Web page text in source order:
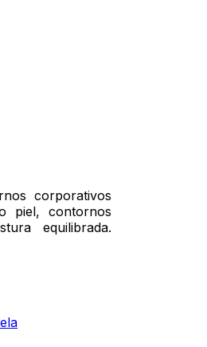
corporativos
piel, contornos
equilibrada.